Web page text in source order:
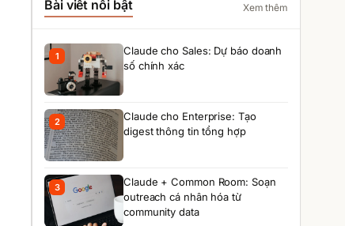
Bài viết nổi bật Xem thêm
1
Claude cho Sales: Dự báo doanh
số chính xác
2
Claude cho Enterprise: Tạo
digest thông tin tổng hợp
3
Claude + Common Room: Soạn
outreach cá nhân hóa từ
community data